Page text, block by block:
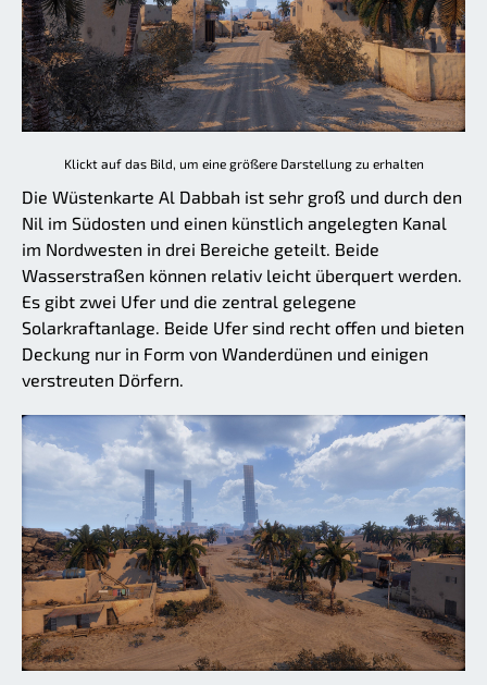
Klickt auf das Bild, um eine größere Darstellung zu erhalten
Die Wüstenkarte Al Dabbah ist sehr groß und durch den
Nil im Südosten und einen künstlich angelegten Kanal
im Nordwesten in drei Bereiche geteilt. Beide
Wasserstraßen können relativ leicht überquert werden.
Es gibt zwei Ufer und die zentral gelegene
Solarkraftanlage. Beide Ufer sind recht offen und bieten
Deckung nur in Form von Wanderdünen und einigen
verstreuten Dörfern.